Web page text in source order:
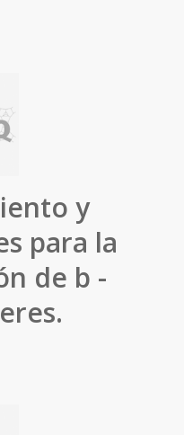
y
para la
de b -